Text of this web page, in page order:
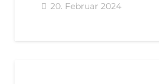
20. Februar 2024